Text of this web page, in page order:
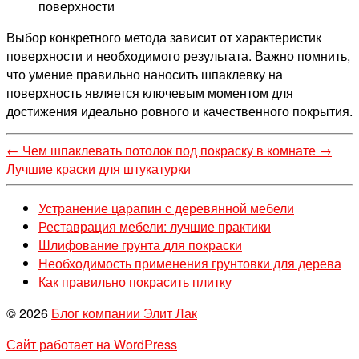
поверхности
Выбор конкретного метода зависит от характеристик
поверхности и необходимого результата. Важно помнить,
что умение правильно наносить шпаклевку на
поверхность является ключевым моментом для
достижения идеально ровного и качественного покрытия.
← Чем шпаклевать потолок под покраску в комнате →
Лучшие краски для штукатурки
Устранение царапин с деревянной мебели
Реставрация мебели: лучшие практики
Шлифование грунта для покраски
Необходимость применения грунтовки для дерева
Как правильно покрасить плитку
© 2026 Блог компании Элит Лак
Сайт работает на WordPress